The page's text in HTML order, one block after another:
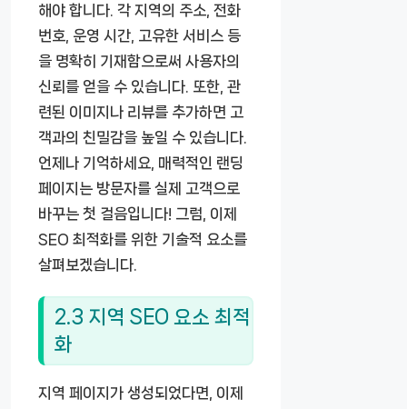
해야 합니다. 각 지역의 주소, 전화
번호, 운영 시간, 고유한 서비스 등
을 명확히 기재함으로써 사용자의
신뢰를 얻을 수 있습니다. 또한, 관
련된 이미지나 리뷰를 추가하면 고
객과의 친밀감을 높일 수 있습니다.
언제나 기억하세요, 매력적인 랜딩
페이지는 방문자를 실제 고객으로
바꾸는 첫 걸음입니다! 그럼, 이제
SEO 최적화를 위한 기술적 요소를
살펴보겠습니다.
2.3 지역 SEO 요소 최적
화
지역 페이지가 생성되었다면, 이제